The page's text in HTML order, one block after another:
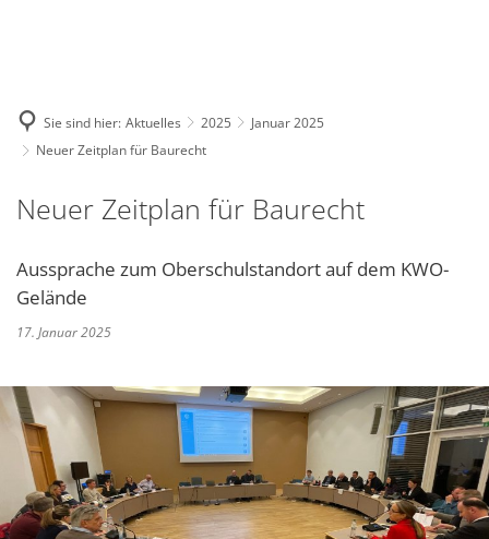
Sie sind hier: Aktuelles 2025
Januar 2025
Neuer Zeitplan für Baurecht
Neuer Zeitplan für Baurecht
Aussprache zum Oberschulstandort auf dem KWO-
Gelände
17. Januar 2025